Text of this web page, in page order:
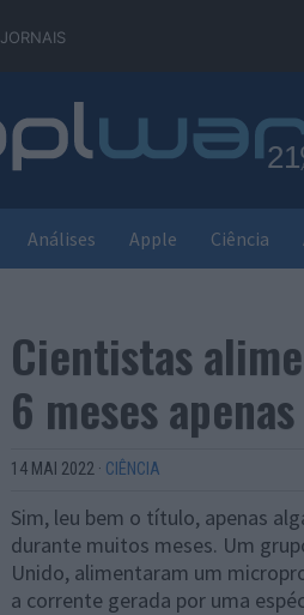
JORNAIS
Análises Apple Ciência
Cientistas
6 meses
14 MAI 2022 · CIÊNCIA
Sim, leu bem o título, apenas
durante muitos meses. Um
Unido, alimentaram um
a corrente gerada por uma